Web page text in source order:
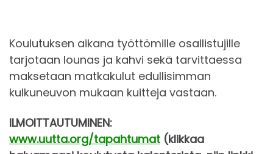
Koulutuksen aikana työttömille osallistujille
tarjotaan lounas ja kahvi sekä tarvittaessa
maksetaan matkakulut edullisimman
kulkuneuvon mukaan kuitteja vastaan.
ILMOITTAUTUMINEN:
www.uutta.org/tapahtumat (klikkaa